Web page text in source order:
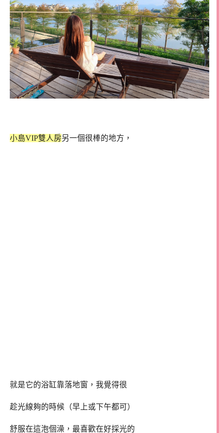
小島VIP雙人房另一個很棒的地方，
就是它的浴缸靠落地窗，我覺得很
趁光線夠的時候（早上或下午都可）
舒服在這泡個澡，最喜歡在好採光的